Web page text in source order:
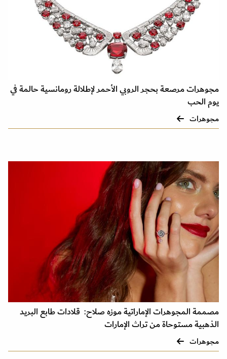
مجوهرات مرصعة بحجر الروبي الأحمر لإطلالة رومانسية حالمة في
يوم الحب
مجوهرات
مصممة المجوهرات الإماراتية موزه صلاح: قلادات طابع البريد
الذهبية مستوحاة من تراث الإمارات
مجوهرات